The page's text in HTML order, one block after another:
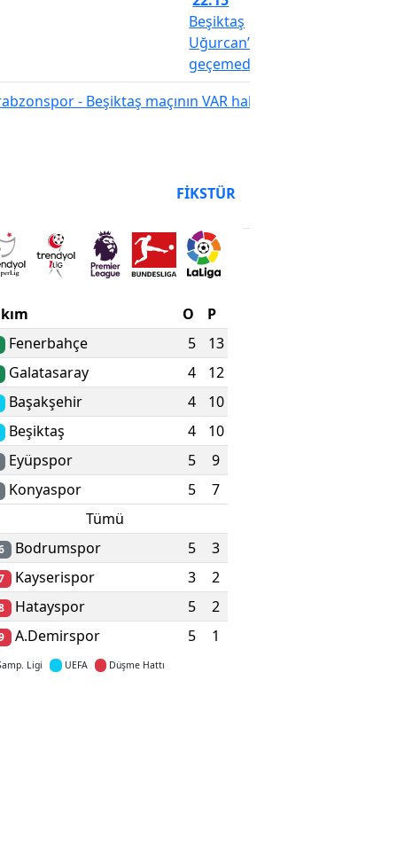
Beşiktaş
Uğurcan’ı
geçemedi
FIKSTÜR
O P
Fenerbahçe 5 13
Galatasaray 4 12
Başakşehir 4 10
Beşiktaş 4 10
Eyüpspor 5 9
Konyaspor 5
7
Tümü
Bodrumspor 5 3
Kayserispor 3 2
Hatayspor 5 2
A.Demirspor 5 1
Ligi UEFA Düşme Hattı